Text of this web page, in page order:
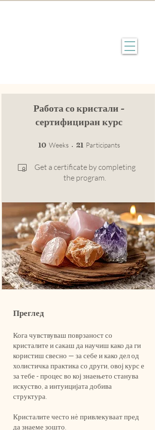
Работа со кристали -
сертифициран курс
10 Weeks 10 Weeks
21 Participants
Get a certificate by completing
the program.
Преглед
Кога чувствуваш поврзаност со
кристалите и сакаш да научиш како да ги
користиш свесно — за себе и како дел од
холистичка практика со други, овој курс е
за тебе - процес во кој знаењето станува
искуство, а интуицијата добива
структура.
Кристалите често нè привлекуваат пред
да знаеме зошто.